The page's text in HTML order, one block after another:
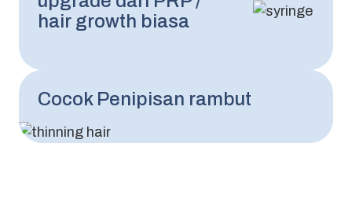
hair growth biasa
Cocok Penipisan rambut